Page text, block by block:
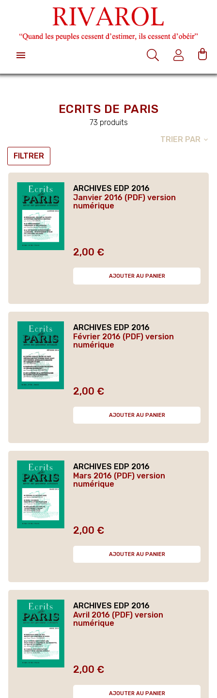

ECRITS DE PARIS
73 produits
FILTRER
TRIER PAR expand_more
ARCHIVES EDP 2016
Janvier 2016 (PDF) version
numérique
Prix
2,00 €
AJOUTER AU PANIER
ARCHIVES EDP 2016
Février 2016 (PDF) version
numérique
Prix
2,00 €
AJOUTER AU PANIER
ARCHIVES EDP 2016
Mars 2016 (PDF) version
numérique
Prix
2,00 €
AJOUTER AU PANIER
ARCHIVES EDP 2016
Avril 2016 (PDF) version
numérique
Prix
2,00 €
AJOUTER AU PANIER